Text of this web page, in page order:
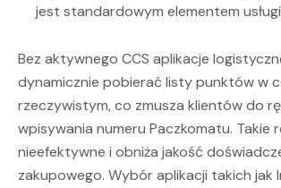
jest standardowym elementem
Bez aktywnego CCS aplikacje
dynamicznie pobierać listy punktów w
rzeczywistym, co zmusza klientów do
wpisywania numeru Paczkomatu. Takie
nieefektywne i obniża jakość
zakupowego. Wybór aplikacji takich jak